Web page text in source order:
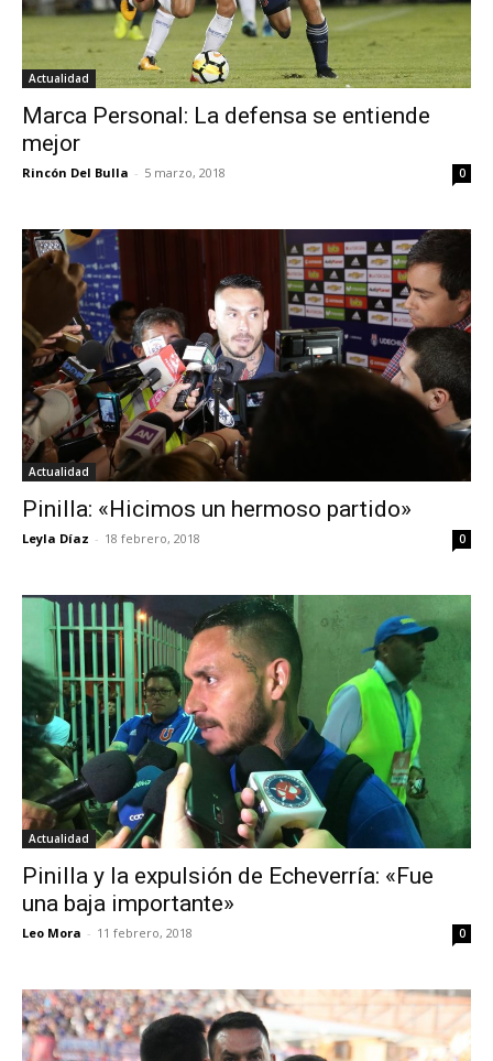
Actualidad
Marca Personal: La defensa se entiende
mejor
Rincón Del Bulla - 5 marzo, 2018 0
Actualidad
Pinilla: «Hicimos un hermoso partido»
Leyla Díaz - 18 febrero, 2018 0
Actualidad
Pinilla y la expulsión de Echeverría: «Fue
una baja importante»
Leo Mora - 11 febrero, 2018 0